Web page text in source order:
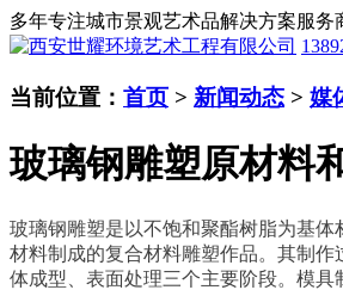
多年专注城市景观艺术品解决方案服务
当前位置： 首页 > 新闻动态 > 媒
玻璃钢雕塑原材料
玻璃钢雕塑是以不饱和聚酯树脂为基体
材料制成的复合材料雕塑作品。其制作
体成型、表面处理三个主要阶段。模具